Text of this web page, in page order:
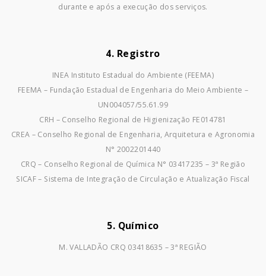
durante e após a execução dos serviços.
4. Registro
INEA Instituto Estadual do Ambiente (FEEMA)
FEEMA – Fundação Estadual de Engenharia do Meio Ambiente –
UN004057/55.61.99
CRH – Conselho Regional de Higienização FE014781
CREA – Conselho Regional de Engenharia, Arquitetura e Agronomia
N° 2002201440
CRQ – Conselho Regional de Química N° 03417235 – 3ª Região
SICAF – Sistema de Integração de Circulação e Atualização Fiscal
5. Químico
M. VALLADÃO CRQ 03418635 – 3ª REGIÃO